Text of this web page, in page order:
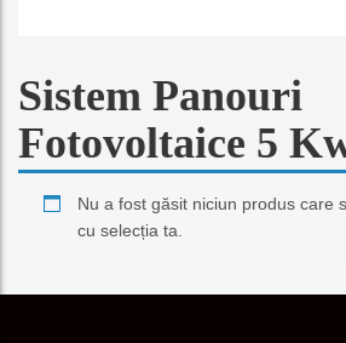
z
ă
o
a
Sistem Panouri
Fotovoltaice 5
Nu a fost găsit niciun produs care
cu selecția ta.